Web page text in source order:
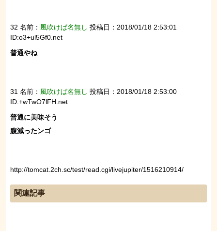
32 名前： 風吹けば名無し 投稿日：2018/01/18 2:53:01
ID:o3+ul5Gf0.net
普通やね
31 名前： 風吹けば名無し 投稿日：2018/01/18 2:53:00
ID:+wTwO7lFH.net
普通に美味そう
腹減ったンゴ
http://tomcat.2ch.sc/test/read.cgi/livejupiter/1516210914/
関連記事